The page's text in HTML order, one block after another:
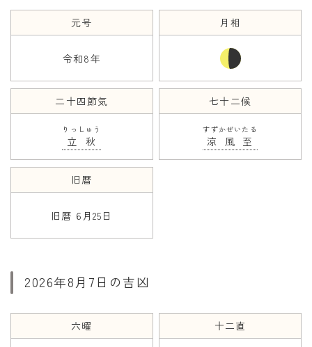
誕生シンボル
年齢と学年
年齢・干支
学年
子供のお祝い
長寿のお祝い
季節の工作
元号
令和8年
月相
二十四節気
立秋
りっしゅう
七十二候
涼風至
すずかぜいたる
旧暦
旧暦 6月25日
2026年8月7日の吉凶
六曜 十二直